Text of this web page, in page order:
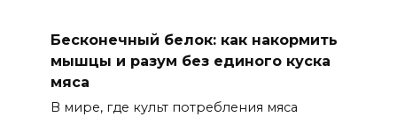
Бесконечный белок: как накормить
мышцы и разум без единого куска
мяса
В мире, где культ потребления мяса